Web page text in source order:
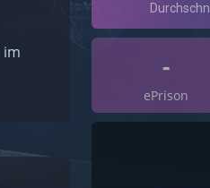
im
-
ePrison